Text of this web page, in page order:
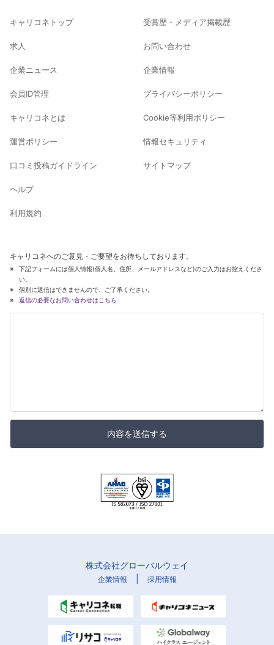
キャリコネトップ
求人
企業ニュース
会員ID管理
キャリコネとは
運営ポリシー
口コミ投稿ガイドライン
ヘルプ
利用規約
受賞歴・メディア掲載歴
お問い合わせ
企業情報
プライバシーポリシー
Cookie等利用ポリシー
情報セキュリティ
サイトマップ
キャリコネへのご意見・ご要望をお待ちしております。
下記フォームには個人情報(個人名、住所、メールアドレスなど)のご入力はお控えくださ
い。
個別に返信はできませんので、ご了承ください。
返信の必要なお問い合わせはこちら
内容を送信する
株式会社グローバルウェイ
企業情報 採用情報